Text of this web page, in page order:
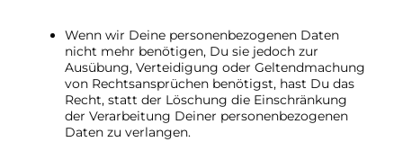
Wenn wir Deine personenbezogenen Daten
nicht mehr benötigen, Du sie jedoch zur
Ausübung, Verteidigung oder Geltendmachung
von Rechtsansprüchen benötigst, hast Du das
Recht, statt der Löschung die Einschränkung
der Verarbeitung Deiner personenbezogenen
Daten zu verlangen.